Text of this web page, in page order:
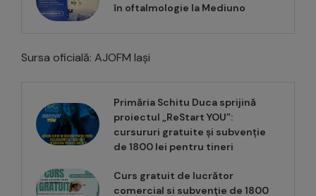
în oftalmologie la Mediuno
Sursa oficială: AJOFM Iași
Primăria Schitu Duca sprijină
proiectul „ReStart YOU”:
cursururi gratuite și subvenție
de 1800 lei pentru tineri
Curs gratuit de lucrător
comercial si subvenție de 1800